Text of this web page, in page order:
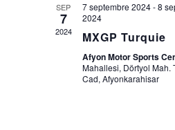
SEP
7
2024
7 septembre 2024-8
2024
MXGP Turquie
Afyon Motor Sports
Mahallesi, Dörtyol Mah.
Cad, Afyonkarahisar